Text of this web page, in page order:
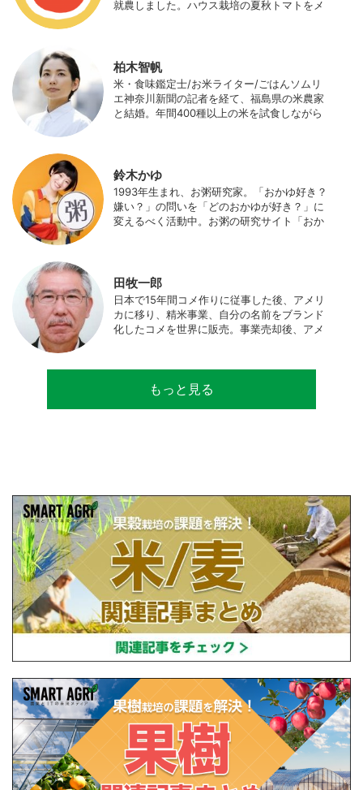
就農しました。ハウス栽培の夏秋トマトをメ
柏木智帆
米・食味鑑定士/お米ライター/ごはんソムリ
エ神奈川新聞の記者を経て、福島県の米農家
と結婚。年間400種以上の米を試食しながら
食事やお弁当づくりを通して、食育にも目を
向けている。プロフィール写真 ©杉山晃造
鈴木かゆ
1993年生まれ、お粥研究家。「おかゆ好き？
嫌い？」の問いを「どのおかゆが好き？」に
変えるべく活動中。お粥の研究サイト「おか
田牧一郎
日本で15年間コメ作りに従事した後、アメリ
カに移り、精米事業、自分の名前をブランド
化したコメを世界に販売。事業売却後、アメ
サルティングとして関わり、企業などの依頼
で世界12カ国の良質米生産可能産地を訪問調
もっと見る